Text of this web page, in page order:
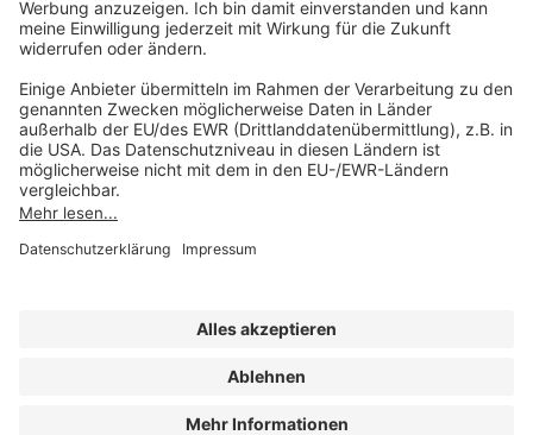
Folgen Sie uns
Impressum
Datenschutz
AGB und Lizenzbedingungen
Erklärung zur Barrierefreiheit